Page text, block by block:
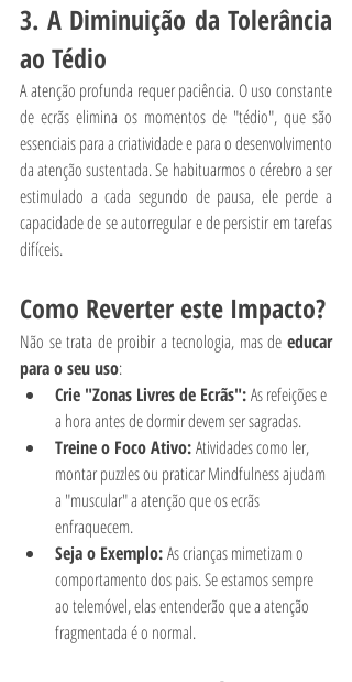
3. A Diminuição da Tolerância
ao Tédio
A atenção profunda requer paciência. O uso constante
de ecrãs elimina os momentos de "tédio", que são
essenciais para a criatividade e para o desenvolvimento
da atenção sustentada. Se habituarmos o cérebro a ser
estimulado a cada segundo de pausa, ele perde a
capacidade de se autorregular e de persistir em tarefas
difíceis.
Como Reverter este Impacto?
Não se trata de proibir a tecnologia, mas de educar
para o seu uso:
Crie "Zonas Livres de Ecrãs": As refeições e
a hora antes de dormir devem ser sagradas.
Treine o Foco Ativo: Atividades como ler,
montar puzzles ou praticar Mindfulness ajudam
a "muscular" a atenção que os ecrãs
enfraquecem.
Seja o Exemplo: As crianças mimetizam o
comportamento dos pais. Se estamos sempre
ao telemóvel, elas entenderão que a atenção
fragmentada é o normal.